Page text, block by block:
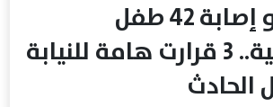
بعد مصرع و إصابة 42 طفل
بالإسماعيلية.. 3 قرارت هامة للنيابة
الحادث